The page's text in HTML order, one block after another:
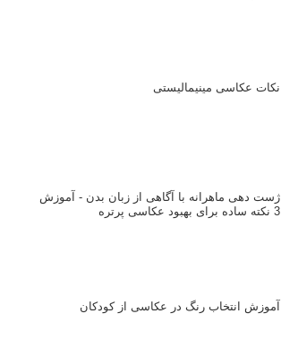
نکات عکاسی مینیمالیستی
ژست دهی ماهرانه با آگاهی از زبان بدن - آموزش
3 نکته ساده برای بهبود عکاسی پرتره
آموزش انتخاب رنگ در عکاسی از کودکان